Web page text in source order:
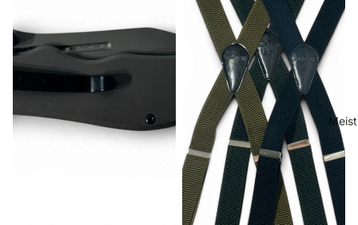
Meist